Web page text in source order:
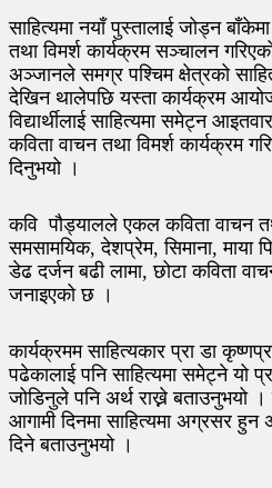
साहित्यमा नयाँ पुस्तालाई जोड्न
तथा विमर्श कार्यक्रम सञ्चालन
अञ्जानले समग्र पश्चिम क्षेत्रको
देखिन थालेपछि यस्ता कार्यक्रम
विद्यार्थीलाई साहित्यमा समेट्न
कविता वाचन तथा विमर्श कार्यक्रम
दिनुभयो ।
कवि पौड्यालले एकल कविता वाचन
समसामयिक, देशप्रेम, सिमाना, माया
डेढ दर्जन बढी लामा, छोटा कविता वाचन
जनाइएको छ ।
कार्यक्रमम साहित्यकार प्रा डा
पढेकालाई पनि साहित्यमा समेट्ने यो
जोडिनुले पनि अर्थ राख्ने बताउनुभयो
आगामी दिनमा साहित्यमा अग्रसर हुन
दिने बताउनुभयो ।